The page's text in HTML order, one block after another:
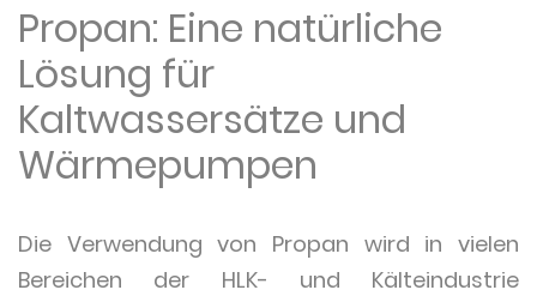
Propan: Eine natürliche
Lösung für
Kaltwassersätze und
Wärmepumpen
Die Verwendung von Propan wird in vielen
Bereichen der HLK- und Kälteindustrie